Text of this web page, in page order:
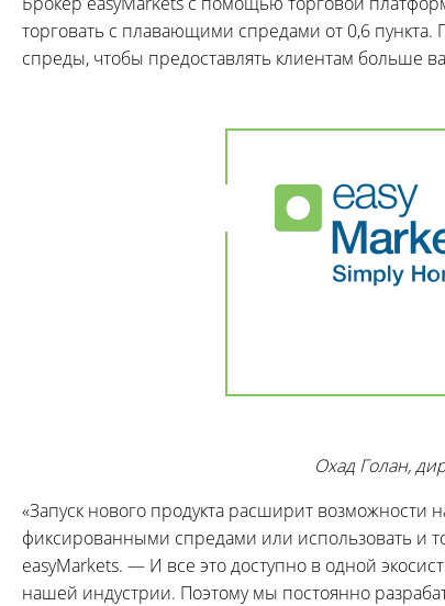
торговать с плавающими спредами от 0,6
спреды, чтобы предоставлять клиентам больше
Охад Голан,
«Запуск нового продукта расширит
фиксированными спредами или использовать и
easyMarkets. — И все это доступно в одной
нашей индустрии. Поэтому мы постоянно